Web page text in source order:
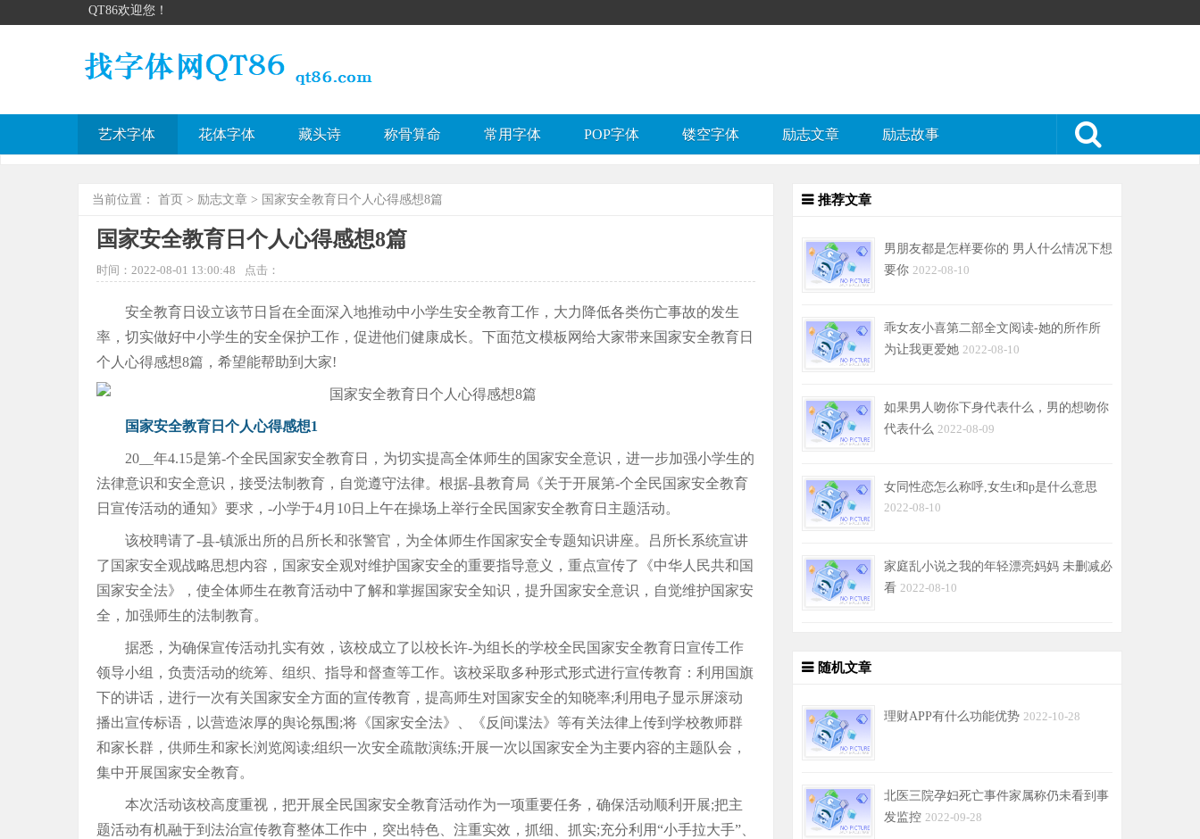
QT86欢迎您！
艺术字体 花体字体 藏头诗 称骨算命 常用字体 POP字体 镂空字体 励志文章 励志故事
当前位置： 首页 > 励志文章 > 国家安全教育日个人心得感想8篇
国家安全教育日个人心得感想8篇
时间：2022-08-01 13:00:48 点击：
安全教育日设立该节日旨在全面深入地推动中小学生安全教育工作，大力降低各类伤亡事故的发生
率，切实做好中小学生的安全保护工作，促进他们健康成长。下面范文模板网给大家带来国家安全教育日
个人心得感想8篇，希望能帮助到大家!
国家安全教育日个人心得感想1
20__年4.15是第-个全民国家安全教育日，为切实提高全体师生的国家安全意识，进一步加强小学生的
法律意识和安全意识，接受法制教育，自觉遵守法律。根据-县教育局《关于开展第-个全民国家安全教育
日宣传活动的通知》要求，-小学于4月10日上午在操场上举行全民国家安全教育日主题活动。
该校聘请了-县-镇派出所的吕所长和张警官，为全体师生作国家安全专题知识讲座。吕所长系统宣讲
了国家安全观战略思想内容，国家安全观对维护国家安全的重要指导意义，重点宣传了《中华人民共和国
国家安全法》，使全体师生在教育活动中了解和掌握国家安全知识，提升国家安全意识，自觉维护国家安
全，加强师生的法制教育。
据悉，为确保宣传活动扎实有效，该校成立了以校长许-为组长的学校全民国家安全教育日宣传工作
领导小组，负责活动的统筹、组织、指导和督查等工作。该校采取多种形式形式进行宣传教育：利用国旗
下的讲话，进行一次有关国家安全方面的宣传教育，提高师生对国家安全的知晓率;利用电子显示屏滚动
播出宣传标语，以营造浓厚的舆论氛围;将《国家安全法》、《反间谍法》等有关法律上传到学校教师群
和家长群，供师生和家长浏览阅读;组织一次安全疏散演练;开展一次以国家安全为主要内容的主题队会，
集中开展国家安全教育。
本次活动该校高度重视，把开展全民国家安全教育活动作为一项重要任务，确保活动顺利开展;把主
题活动有机融于到法治宣传教育整体工作中，突出特色、注重实效，抓细、抓实;充分利用“小手拉大手”、
推荐文章
男朋友都是怎样要你的 男人什么情况下想
要你 2022-08-10
乖女友小喜第二部全文阅读-她的所作所
为让我更爱她 2022-08-10
如果男人吻你下身代表什么，男的想吻你
代表什么 2022-08-09
女同性恋怎么称呼,女生t和p是什么意思
2022-08-10
家庭乱小说之我的年轻漂亮妈妈 未删减必
看 2022-08-10
随机文章
理财APP有什么功能优势 2022-10-28
北医三院孕妇死亡事件家属称仍未看到事
发监控 2022-09-28